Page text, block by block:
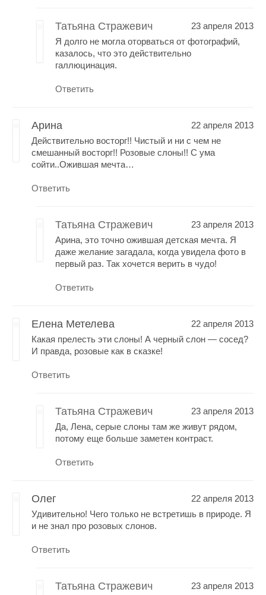
Татьяна Стражевич
23 апреля 2013
Я долго не могла оторваться от фотографий,
казалось, что это действительно
галлюцинация.
Ответить
Арина
22 апреля 2013
Действительно восторг!! Чистый и ни с чем не
смешанный восторг!! Розовые слоны!! С ума
сойти..Ожившая мечта…
Ответить
Татьяна Стражевич
23 апреля 2013
Арина, это точно ожившая детская мечта. Я
даже желание загадала, когда увидела фото в
первый раз. Так хочется верить в чудо!
Ответить
Елена Метелева
22 апреля 2013
Какая прелесть эти слоны! А черный слон — сосед?
И правда, розовые как в сказке!
Ответить
Татьяна Стражевич
23 апреля 2013
Да, Лена, серые слоны там же живут рядом,
потому еще больше заметен контраст.
Ответить
Олег
22 апреля 2013
Удивительно! Чего только не встретишь в природе. Я
и не знал про розовых слонов.
Ответить
Татьяна Стражевич
23 апреля 2013